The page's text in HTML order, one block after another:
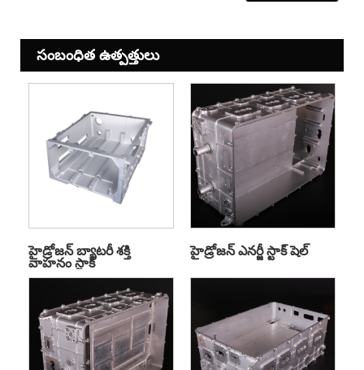
సంబంధిత ఉత్పత్తులు
హైడ్రోజన్ బ్యాటరీ శక్తి
వాహనం స్టాక్
హైడ్రోజన్ ఎనర్జీ స్టాక్ షెల్